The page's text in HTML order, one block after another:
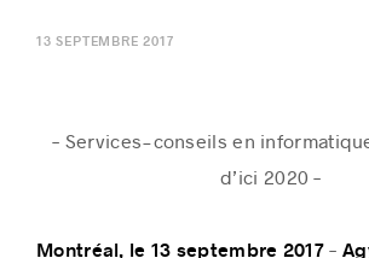
13 SEPTEMBRE 2017
– Services-conseils en
d’ici 2020 –
Montréal, le 13 septembre 2017 –